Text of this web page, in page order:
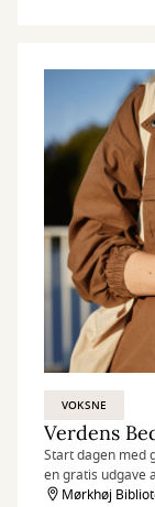
VOKSNE
Verdens
Start dagen med
en gratis udgave
inspiration til en
Mørkhøj